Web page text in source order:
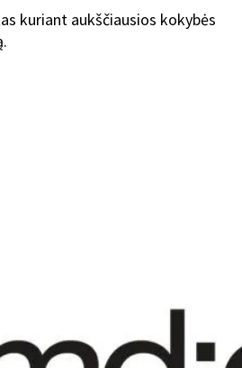
kuriant aukščiausios kokybės